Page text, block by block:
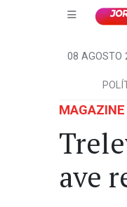
08 AGOSTO
MAGAZINE
ave